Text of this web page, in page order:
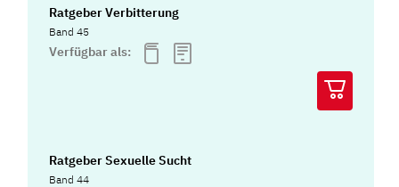
Ratgeber Verbitterung
Band 45
Verfügbar als:
Ratgeber Sexuelle Sucht
Band 44